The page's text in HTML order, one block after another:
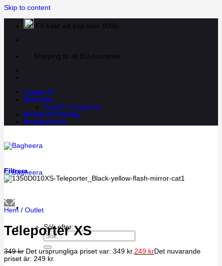
Skip to content
Fri frakt vid köp över 800kr
Shipping to all EU-countries
Logga in
Svenska
English (Engelska)
Klubb & Företag
Kundservice
Sök efter:
Filtrera
Hem / Outlet
Teleporter XS
349kr Det ursprungliga priset var: 349 kr.249 krDet nuvarande
priset är: 249 kr.